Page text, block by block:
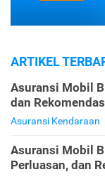
ARTIKEL
Asuransi Mobil
dan
Asuransi Kendaraan
Asuransi Mobil
Perluasan, dan